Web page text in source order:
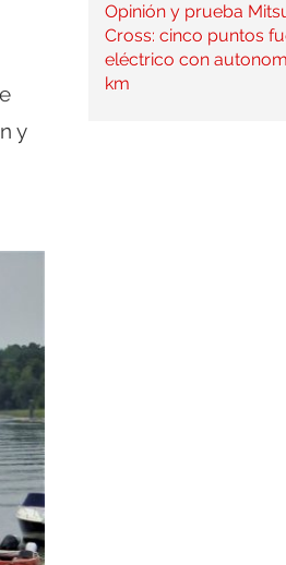
y
Opinión y prueba
Cross: cinco puntos
eléctrico con
km